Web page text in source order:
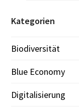
Kategorien
Biodiversität
Blue Economy
Digitalisierung